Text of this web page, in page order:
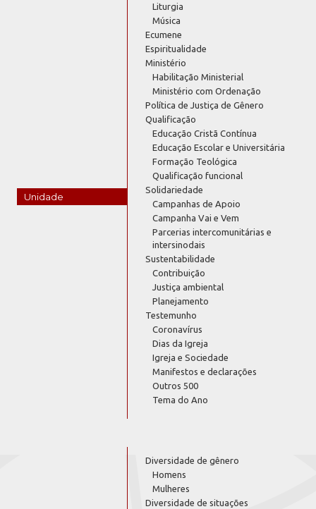
Unidade
Liturgia
Música
Ecumene
Espiritualidade
Ministério
Habilitação Ministerial
Ministério com Ordenação
Política de Justiça de Gênero
Qualificação
Educação Cristã Contínua
Educação Escolar e Universitária
Formação Teológica
Qualificação funcional
Solidariedade
Campanhas de Apoio
Campanha Vai e Vem
Parcerias intercomunitárias e
intersinodais
Sustentabilidade
Contribuição
Justiça ambiental
Planejamento
Testemunho
Coronavírus
Dias da Igreja
Igreja e Sociedade
Manifestos e declarações
Outros 500
Tema do Ano
Diversidade de gênero
Homens
Mulheres
Diversidade de situações